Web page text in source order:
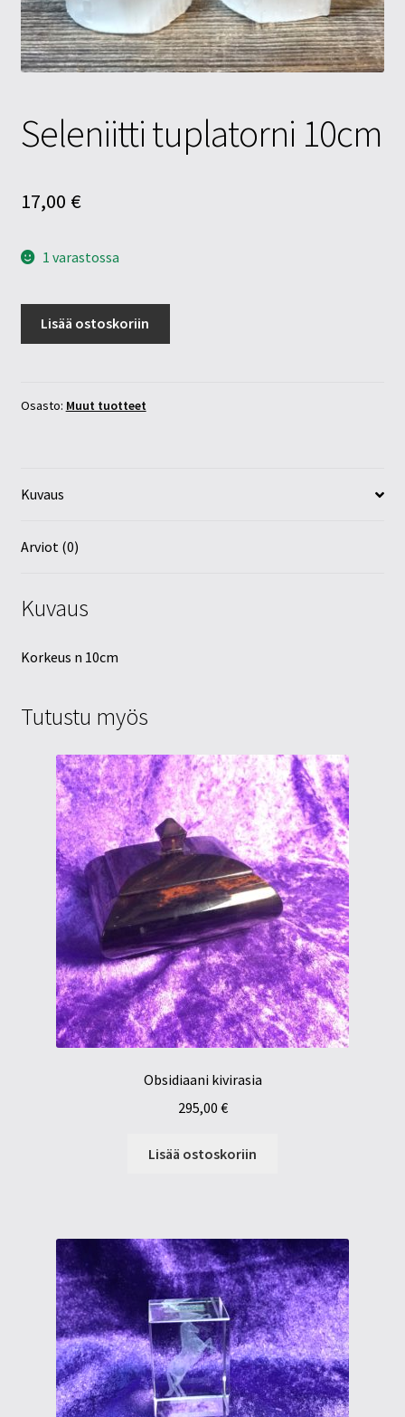
Tietosuojaseloste
Tuotteet
Seleniitti tuplatorni 10cm
17,00 €
1 varastossa
Lisää ostoskoriin
Osasto: Muut tuotteet
Kuvaus
Arviot (0)
Kuvaus
Korkeus n 10cm
Tutustu myös
Obsidiaani kivirasia
295,00 €
Lisää ostoskoriin